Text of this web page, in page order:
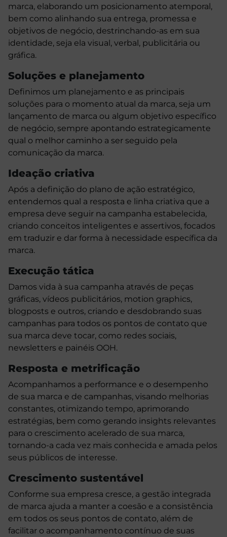
marca, elaborando um posicionamento atemporal,
bem como alinhando sua entrega, promessa e
objetivos de negócio, destrinchando-as em sua
identidade, seja ela visual, verbal, publicitária ou
gráfica.
Soluções e planejamento
Definimos um planejamento e as principais
soluções para o momento atual da marca, seja um
lançamento de marca ou algum objetivo específico
de negócio, sempre apontando estrategicamente
qual o melhor caminho a ser seguido pela
comunicação da marca.
Ideação criativa
Após a definição do plano de ação estratégico,
entendemos qual a resposta e linha criativa que a
empresa deve seguir na campanha estabelecida,
criando conceitos inteligentes e assertivos, focados
em traduzir e dar forma à necessidade específica da
marca.
Execução tática
Damos vida à sua campanha através de peças
gráficas, vídeos publicitários, motion graphics,
blogposts e outros, criando e desdobrando suas
campanhas para todos os pontos de contato que
sua marca deve tocar, como redes sociais,
newsletters e painéis OOH.
Resposta e metrificação
Acompanhamos a performance e o desempenho
de sua marca e de campanhas, visando melhorias
constantes, otimizando tempo, aprimorando
estratégias, bem como gerando insights relevantes
para o crescimento acelerado de sua marca,
tornando-a cada vez mais conhecida e amada pelos
seus públicos de interesse.
​​Crescimento sustentável
Conforme sua empresa cresce, a gestão integrada
de marca ajuda a manter a coesão e a consistência
em todos os seus pontos de contato, além de
facilitar o acompanhamento contínuo de suas